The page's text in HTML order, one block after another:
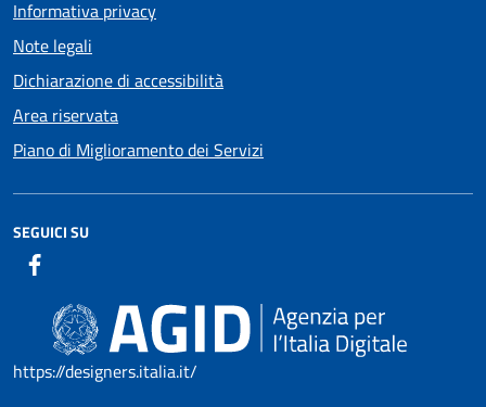
Informativa privacy
Note legali
Dichiarazione di accessibilità
Area riservata
Piano di Miglioramento dei Servizi
SEGUICI SU
https://designers.italia.it/